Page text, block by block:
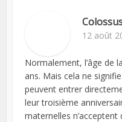
12 août
Normalement, l’âge de
ans. Mais cela ne
peuvent entrer
leur troisième
maternelles n’acceptent